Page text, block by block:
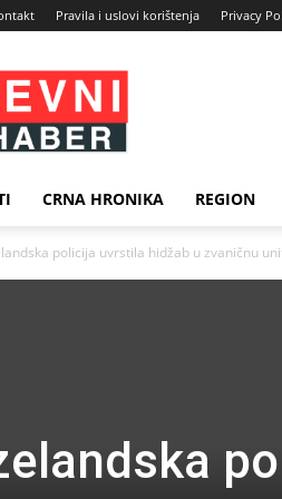
Pravila i uslovi korištenja Privacy
Dnevni
Haber
CRNA HRONIKA REGION
policija uvrstila hidžab u zvaničnu